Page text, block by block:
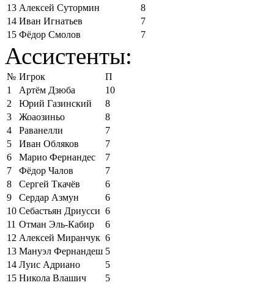
13 Алексей Сутормин
8
14 Иван Игнатьев
7
15 Фёдор Смолов 7
Ассистенты:
№ Игрок
П
1
Артём Дзюба
10
2
Юрий Газинский
8
3
Жоаозиньо
8
4
Раванелли
7
5
Иван Обляков
7
6
Марио Фернандес
7
7
Фёдор Чалов
7
8
Сергей Ткачёв
6
9
Сердар Азмун
6
10 Себастьян Дриусси 6
11 Отман Эль-Кабир
6
12 Алексей Миранчук 6
13 Мануэл Фернандеш 5
14 Луис Адриано
5
15 Никола Влашич 5